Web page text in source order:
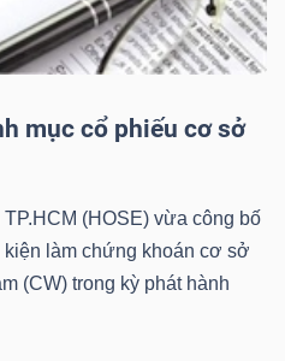
mục cổ phiếu cơ sở
(HOSE) vừa công bố
làm chứng khoán cơ sở
(CW) trong kỳ phát hành